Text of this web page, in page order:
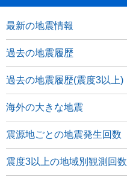
最新の地震情報
過去の地震履歴
過去の地震履歴(震度3以上)
海外の大きな地震
震源地ごとの地震発生回数
震度3以上の地域別観測回数